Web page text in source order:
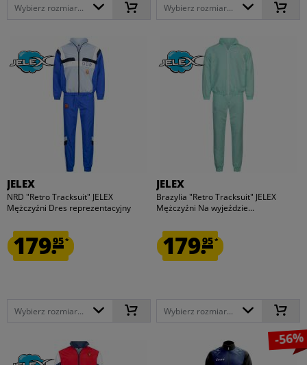
Wybierz rozmiar... Wybierz rozmiar...
JELEX
NRD "Retro Tracksuit" JELEX
Mężczyźni Dres reprezentacyjny
179.95*
Wybierz rozmiar...
JELEX
Brazylia "Retro Tracksuit" JELEX
Mężczyźni Na wyjeździe...
179.95*
Wybierz rozmiar...
-56%